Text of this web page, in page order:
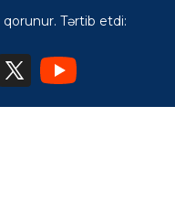
Tərtib etdi: